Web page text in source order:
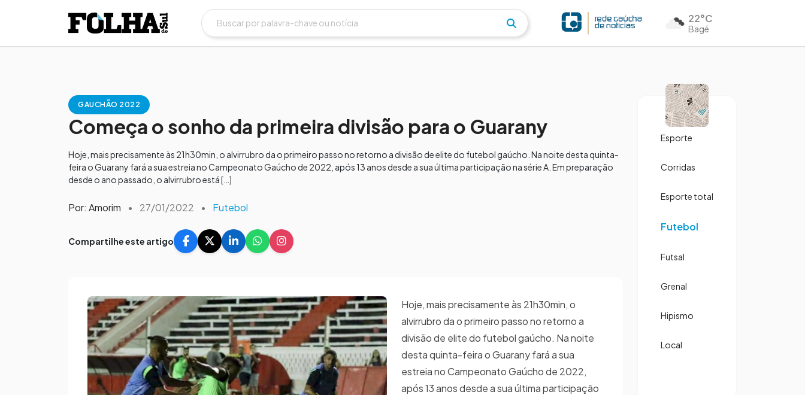
22°C
Bagé
GAUCHÃO 2022
Começa o sonho da primeira divisão para o Guarany
Hoje, mais precisamente às 21h30min, o alvirrubro da o primeiro passo no retorno a divisão de elite do futebol gaúcho. Na noite desta quinta-
feira o Guarany fará a sua estreia no Campeonato Gaúcho de 2022, após 13 anos desde a sua última participação na série A. Em preparação
desde o ano passado, o alvirrubro está […]
Por: Amorim • 27/01/2022 • Futebol
Compartilhe este artigo
Hoje, mais precisamente às 21h30min, o
alvirrubro da o primeiro passo no retorno a
divisão de elite do futebol gaúcho. Na noite
desta quinta-feira o Guarany fará a sua
estreia no Campeonato Gaúcho de 2022,
após 13 anos desde a sua última participação
Esporte
Corridas
Esporte total
Futebol
Futsal
Grenal
Hipismo
Local